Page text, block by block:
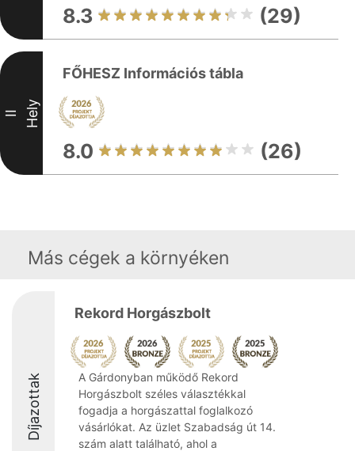
8.3 (29)
II Hely
FŐHESZ Információs tábla
8.0 (26)
Más cégek a környéken
Díjazottak
Rekord Horgászbolt
A Gárdonyban működő Rekord
Horgászbolt széles választékkal
fogadja a horgászattal foglalkozó
vásárlókat. Az üzlet Szabadság út 14.
szám alatt található, ahol a